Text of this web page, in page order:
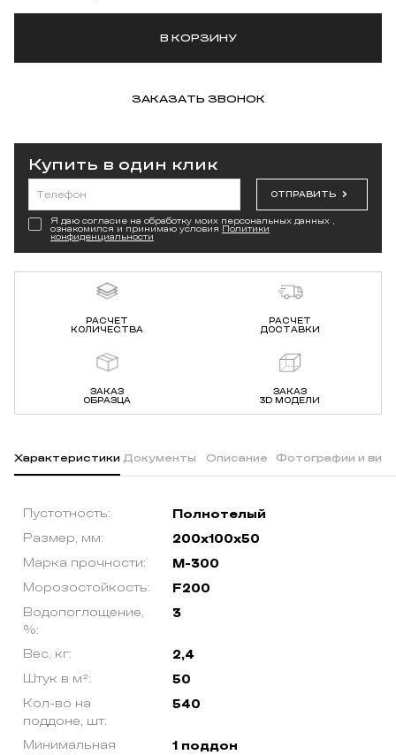
В КОРЗИНУ
ЗАКАЗАТЬ ЗВОНОК
Купить в один клик
ОТПРАВИТЬ
Я даю согласие на обработку моих персональных данных ,
ознакомился и принимаю условия Политики
конфиденциальности
РАСЧЕТ
КОЛИЧЕСТВА
РАСЧЕТ
ДОСТАВКИ
ЗАКАЗ
ОБРАЗЦА
ЗАКАЗ
3D МОДЕЛИ
Характеристики Документы Описание Фотографии и
Пустотность: Полнотелый
Размер, мм: 200х100х50
Марка прочности: М-300
Морозостойкость: F200
Водопоглощение,
%:
3
Вес, кг: 2,4
Штук в м²: 50
Кол-во на
поддоне, шт:
540
Минимальная
1 поддон